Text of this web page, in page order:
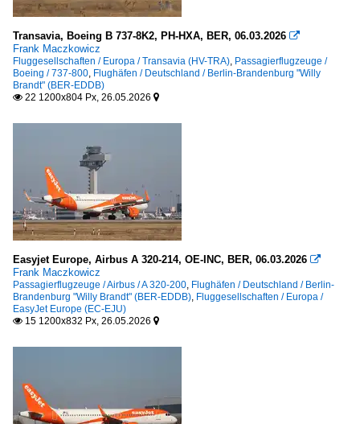
Transavia, Boeing B 737-8K2, PH-HXA, BER, 06.03.2026 
Frank Maczkowicz
Fluggesellschaften / Europa / Transavia (HV-TRA) Passagierflugzeuge /
Boeing / 737-800 Flughäfen / Deutschland / Berlin-Brandenburg "Willy
Brandt" (BER-EDDB)
 22 1200x804 Px, 26.05.2026 
Easyjet Europe, Airbus A 320-214, OE-INC, BER, 06.03.2026 
Frank Maczkowicz
Passagierflugzeuge / Airbus / A 320-200 Flughäfen / Deutschland / Berlin-
Brandenburg "Willy Brandt" (BER-EDDB) Fluggesellschaften / Europa /
EasyJet Europe (EC-EJU)
 15 1200x832 Px, 26.05.2026 